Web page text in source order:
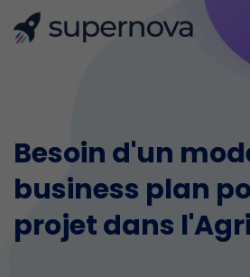
Besoin d'un
business plan
projet dans